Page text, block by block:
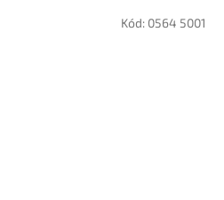
Kód: 0564 5001